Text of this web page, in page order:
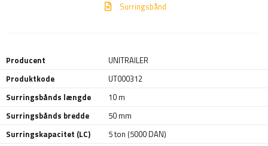
Surringsbånd
Producent
UNITRAILER
Produktkode
UT000312
Surringsbånds længde
10 m
Surringsbånds bredde
50 mm
Surringskapacitet (LC)
5 ton (5000 DAN)